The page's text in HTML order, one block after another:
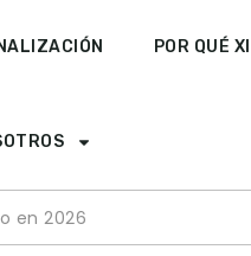
POR QUÉ
en 2026